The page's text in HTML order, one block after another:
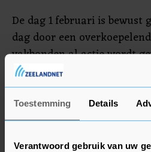
Toestemming Details
Verantwoord gebruik van uw
De dag 1 februari is bewust
dag door een
vakbonden al actie wordt
wetsvoorstel van de
stakingsrecht wordt
minimale niveaus van
gegarandeerd bij acties,
kracht verliezen.